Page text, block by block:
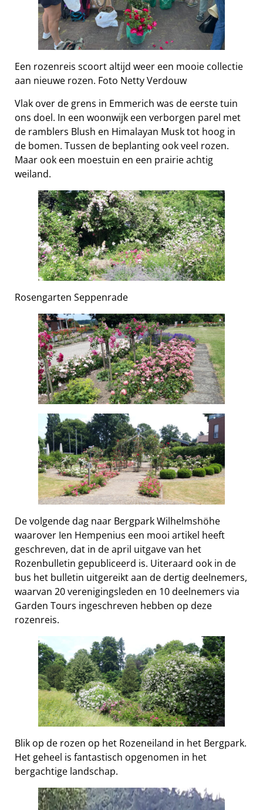
Een rozenreis scoort altijd weer een mooie collectie
aan nieuwe rozen. Foto Netty Verdouw
Vlak over de grens in Emmerich was de eerste tuin
ons doel. In een woonwijk een verborgen parel met
de ramblers Blush en Himalayan Musk tot hoog in
de bomen. Tussen de beplanting ook veel rozen.
Maar ook een moestuin en een prairie achtig
weiland.
Rosengarten Seppenrade
De volgende dag naar Bergpark Wilhelmshöhe
waarover Ien Hempenius een mooi artikel heeft
geschreven, dat in de april uitgave van het
Rozenbulletin gepubliceerd is. Uiteraard ook in de
bus het bulletin uitgereikt aan de dertig deelnemers,
waarvan 20 verenigingsleden en 10 deelnemers via
Garden Tours ingeschreven hebben op deze
rozenreis.
Blik op de rozen op het Rozeneiland in het Bergpark.
Het geheel is fantastisch opgenomen in het
bergachtige landschap.